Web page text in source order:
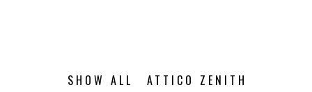
SHOW ALL ATTICO ZENITH